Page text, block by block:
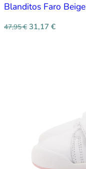
Blanditos Faro Beige
47,95€ 31,17 €